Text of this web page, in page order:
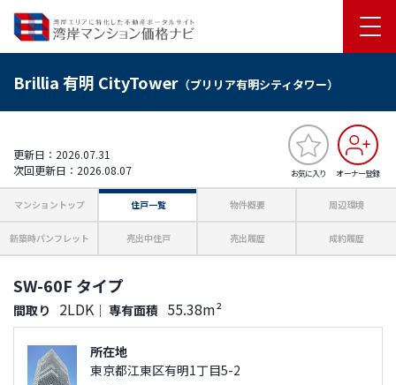
Brillia 有明 CityTower （ブリリア有明シティタワー）
お気に入り オーナー登録
更新日：2026.07.31
次回更新日：2026.08.07
マンショントップ 住戸一覧 物件概要 周辺環境
新築時パンフレット 売出中住戸 売出履歴 成約履歴
SW-60F タイプ
間取り 2LDK ｜ 専有面積 55.38m²
所在地
東京都江東区有明1丁目5-2